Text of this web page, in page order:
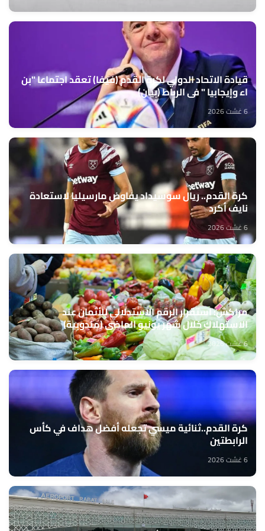
قيادة الاتحاد الدولي لكرة القدم (فيفا) تعقد اجتماعا "بن
اء وإيجابيا " في الرباط (بيان)
6 غشت 2026
كرة القدم.. ريال سوسيداد يفاوض مارسيليا لاستعادة
نايف أكرد
6 غشت 2026
مراكش: استقرار الرقم الاستدلالي للأثمان عند
الاستهلاك خلال شهر يونيو الماضي (مندوبية)
6 غشت 2026
كرة القدم..ثنائية ميسي تجعله أفضل هداف في كأس
الرابطتين
6 غشت 2026